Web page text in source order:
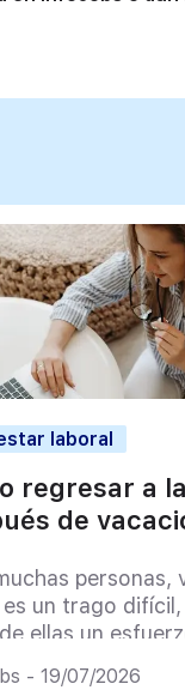
laboral
regresar a
de
personas,
un trago
ellas un
- 19/07/2026